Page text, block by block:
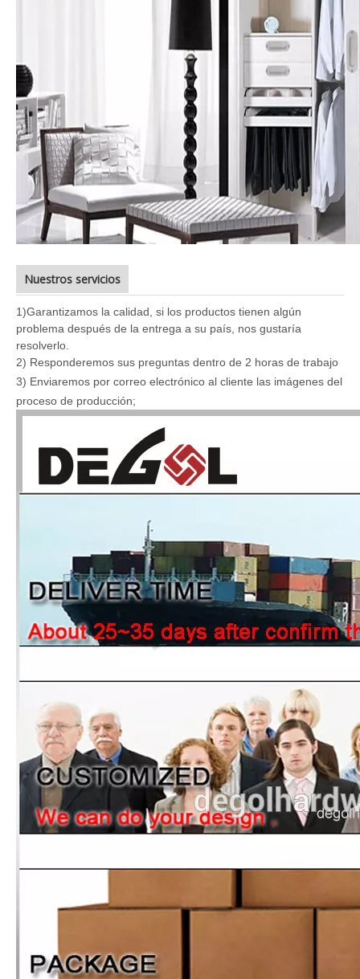
Nuestros servicios
1)Garantizamos la calidad, si los productos tienen algún
problema después de la entrega a su país, nos gustaría
resolverlo.
2) Responderemos sus preguntas dentro de 2 horas de trabajo
3) Enviaremos por correo electrónico al cliente las imágenes del
proceso de producción;